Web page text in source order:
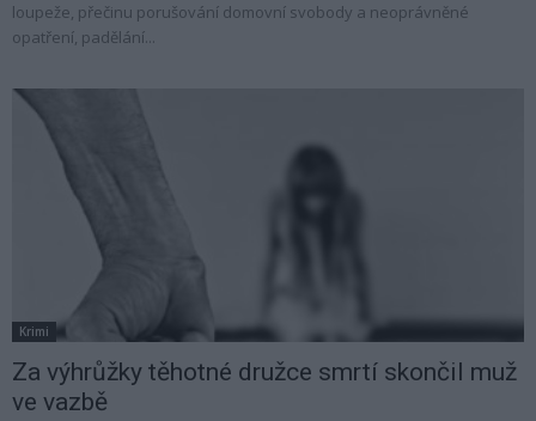
loupeže, přečinu porušování domovní svobody a neoprávněné
opatření, padělání...
Krimi
Za výhrůžky těhotné družce smrtí skončil muž
ve vazbě